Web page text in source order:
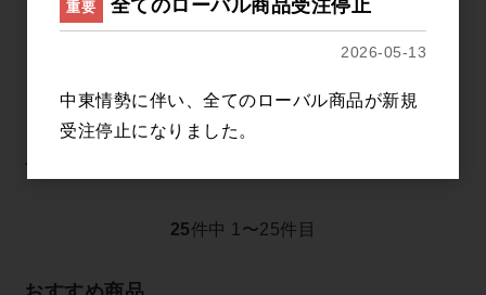
フローン＃11
25件中 1〜25件目
重要 全てのローバル商品受注停止
2026-05-13
中東情勢に伴い、全てのローバル商品が新規
受注停止になりました。